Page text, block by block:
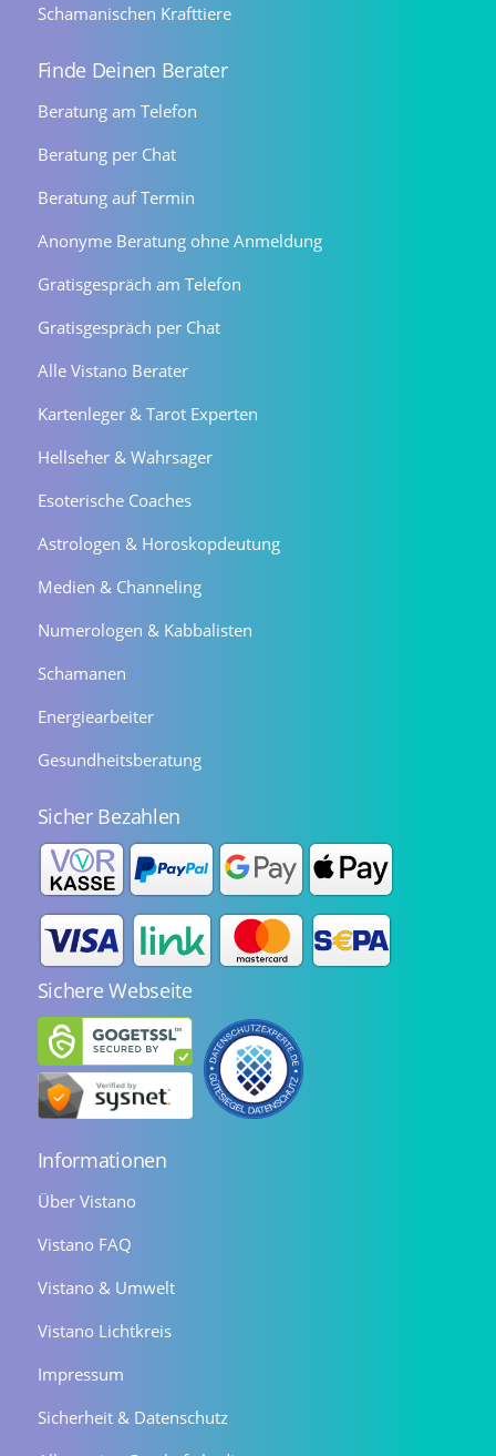
Schamanischen Krafttiere
Finde Deinen Berater
Beratung am Telefon
Beratung per Chat
Beratung auf Termin
Anonyme Beratung ohne Anmeldung
Gratisgespräch am Telefon
Gratisgespräch per Chat
Alle Vistano Berater
Kartenleger & Tarot Experten
Hellseher & Wahrsager
Esoterische Coaches
Astrologen & Horoskopdeutung
Medien & Channeling
Numerologen & Kabbalisten
Schamanen
Energiearbeiter
Gesundheitsberatung
Sicher Bezahlen
Sichere Webseite
Informationen
Über Vistano
Vistano FAQ
Vistano & Umwelt
Vistano Lichtkreis
Impressum
Sicherheit & Datenschutz